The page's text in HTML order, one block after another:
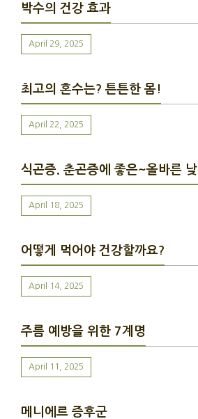
박수의 건강 효과
April 29, 2025
최고의 혼수는? 튼튼한 몸!
April 22, 2025
식곤증. 춘곤증에 좋은~올바른 낮
April 18, 2025
어떻게 먹어야 건강할까요?
April 14, 2025
주름 예방을 위한 7계명
April 11, 2025
메니에르 증후군